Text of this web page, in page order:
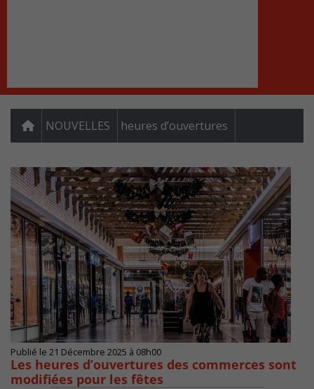
NOUVELLES heures d’ouvertures
Publié le 21 Décembre 2025 à 08h00
Les heures d’ouvertures des commerces sont
modifiées pour les fêtes